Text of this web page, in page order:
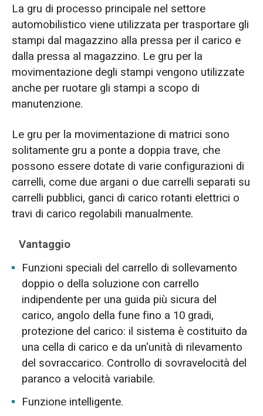
La gru di processo principale nel settore
automobilistico viene utilizzata per trasportare gli
stampi dal magazzino alla pressa per il carico e
dalla pressa al magazzino. Le gru per la
movimentazione degli stampi vengono utilizzate
anche per ruotare gli stampi a scopo di
manutenzione.
Le gru per la movimentazione di matrici sono
solitamente gru a ponte a doppia trave, che
possono essere dotate di varie configurazioni di
carrelli, come due argani o due carrelli separati su
carrelli pubblici, ganci di carico rotanti elettrici o
travi di carico regolabili manualmente.
Vantaggio
Funzioni speciali del carrello di sollevamento
doppio o della soluzione con carrello
indipendente per una guida più sicura del
carico, angolo della fune fino a 10 gradi,
protezione del carico: il sistema è costituito da
una cella di carico e da un'unità di rilevamento
del sovraccarico. Controllo di sovravelocità del
paranco a velocità variabile.
Funzione intelligente.